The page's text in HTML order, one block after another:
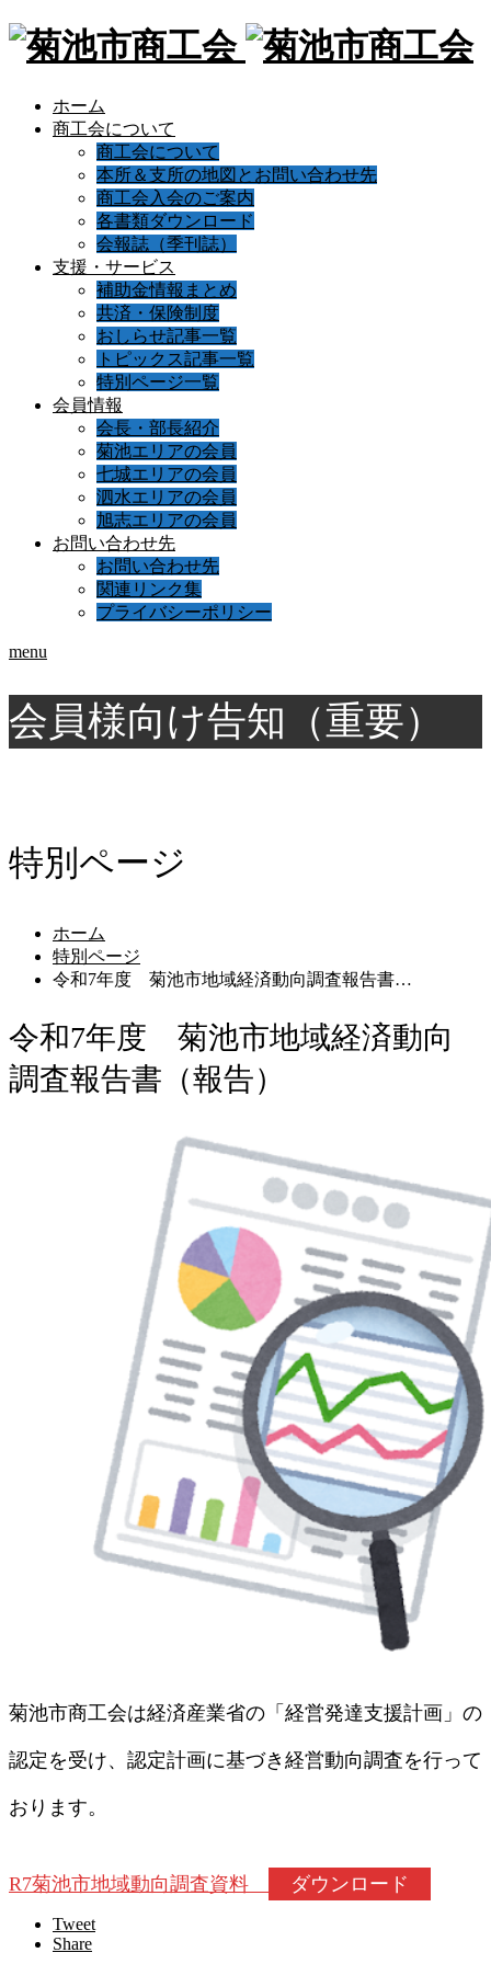
ホーム
商工会について
商工会について
本所＆支所の地図とお問い合わせ先
商工会入会のご案内
各書類ダウンロード
会報誌（季刊誌）
支援・サービス
補助金情報まとめ
共済・保険制度
おしらせ記事一覧
トピックス記事一覧
特別ページ一覧
会員情報
会長・部長紹介
菊池エリアの会員
七城エリアの会員
泗水エリアの会員
旭志エリアの会員
お問い合わせ先
お問い合わせ先
関連リンク集
プライバシーポリシー
menu
会員様向け告知（重要）
特別ページ
ホーム
特別ページ
令和7年度 菊池市地域経済動向調査報告書…
令和7年度 菊池市地域経済動向
調査報告書（報告）
菊池市商工会は経済産業省の「経営発達支援計画」の
認定を受け、認定計画に基づき経営動向調査を行って
おります。
R7菊池市地域動向調査資料 ダウンロード
Tweet
Share